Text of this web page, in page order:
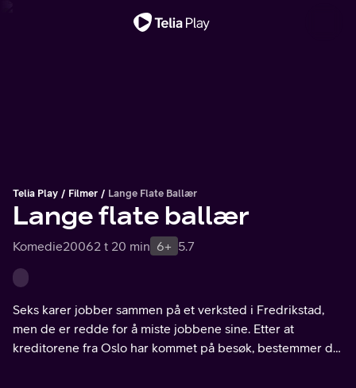
Telia Play Filmer Lange Flate Ballær
Lange flate ballær
Komedie20062 t 20 min 6+ 5.7
Seks karer jobber sammen på et verksted i Fredrikstad,
men de er redde for å miste jobbene sine. Etter at
kreditorene fra Oslo har kommet på besøk, bestemmer de